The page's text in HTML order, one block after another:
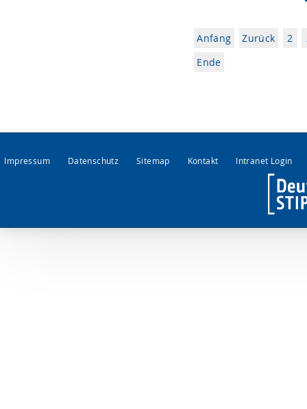
Anfang Zurück 2
Ende
Impressum Datenschutz Sitemap Kontakt Intranet Login